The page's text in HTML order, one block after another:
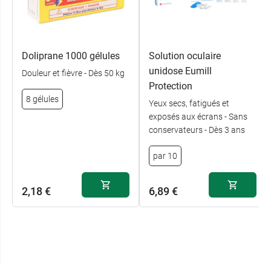
Doliprane 1000 gélules
Douleur et fièvre - Dès 50 kg
8 gélules
2,18 €
Solution oculaire
unidose Eumill
Protection
Yeux secs, fatigués et
exposés aux écrans - Sans
conservateurs - Dès 3 ans
par 10
6,89 €